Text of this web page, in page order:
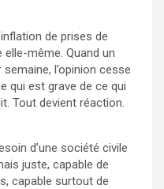
de prises de
même. Quand un
l’opinion cesse
qui est grave de ce qui
Tout devient réaction.
d’une société civile
juste, capable de
capable surtout de